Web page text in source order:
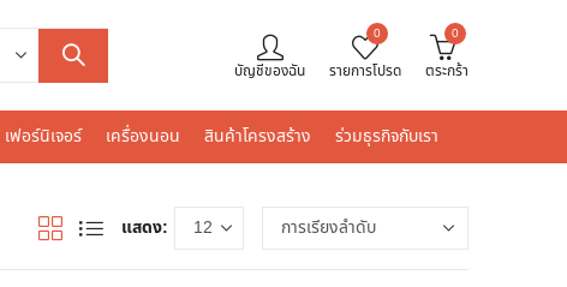
บัญชีของฉัน
0
รายการโปรด
0
ตระกร้า
เฟอร์นิเจอร์ เครื่องนอน สินค้าโครงสร้าง ร่วมธุรกิจกับเรา
แสดง: